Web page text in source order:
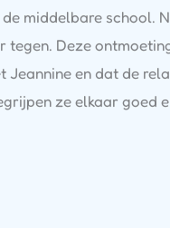
middelbare school.
tegen. Deze
Jeannine en dat de
ze elkaar goed